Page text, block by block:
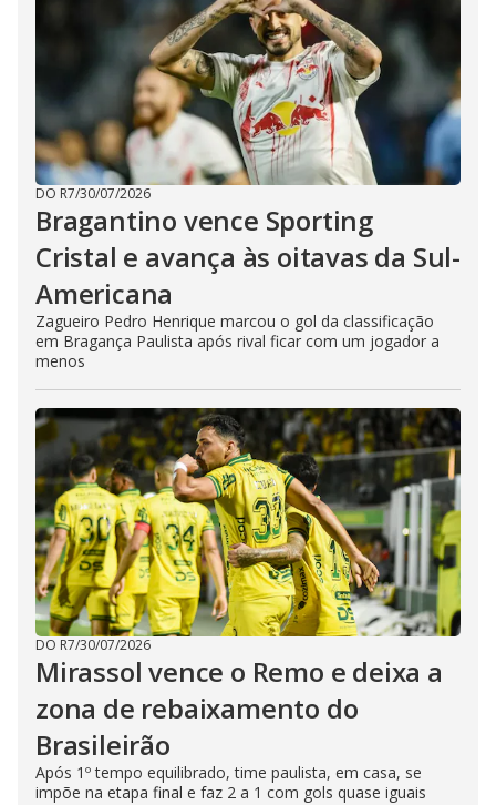
DO R7/30/07/2026
Bragantino vence Sporting
Cristal e avança às oitavas da Sul-
Americana
Zagueiro Pedro Henrique marcou o gol da classificação
em Bragança Paulista após rival ficar com um jogador a
menos
DO R7/30/07/2026
Mirassol vence o Remo e deixa a
zona de rebaixamento do
Brasileirão
Após 1º tempo equilibrado, time paulista, em casa, se
impõe na etapa final e faz 2 a 1 com gols quase iguais